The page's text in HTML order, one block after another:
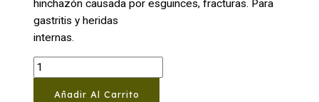
hinchazón causada por esguinces, fracturas. Para
gastritis y heridas
internas.
Árnica
c/90cap
cantidad
Añadir Al Carrito